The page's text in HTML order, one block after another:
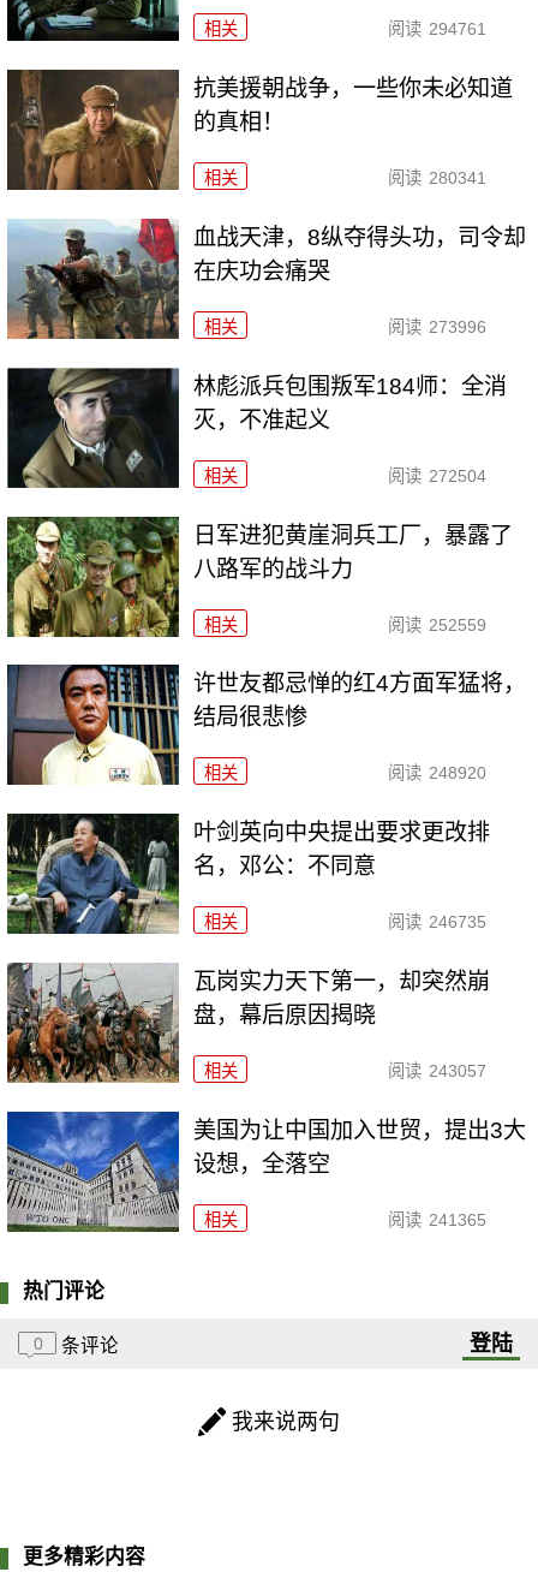
相关 阅读 294761
抗美援朝战争，一些你未必知道
的真相！
相关 阅读 280341
血战天津，8纵夺得头功，司令却
在庆功会痛哭
相关 阅读 273996
林彪派兵包围叛军184师：全消
灭，不准起义
相关 阅读 272504
日军进犯黄崖洞兵工厂，暴露了
八路军的战斗力
相关 阅读 252559
许世友都忌惮的红4方面军猛将，
结局很悲惨
相关 阅读 248920
叶剑英向中央提出要求更改排
名，邓公：不同意
相关 阅读 246735
瓦岗实力天下第一，却突然崩
盘，幕后原因揭晓
相关 阅读 243057
美国为让中国加入世贸，提出3大
设想，全落空
相关 阅读 241365
热门评论
0 条评论 登陆
我来说两句
更多精彩内容